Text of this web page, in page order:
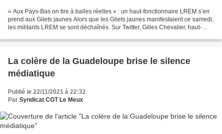
« Aux Pays-Bas on tire à balles réelles » : un haut-fonctionnaire LREM s’en
prend aux Gilets jaunes Alors que les Gilets jaunes manifestaient ce samedi,
les militants LREM se sont déchaînés. Sur Twitter, Gilles Chevalier, haut-
La colère de la Guadeloupe brise le silence
médiatique
Publié le 22/11/2021 à 22:32
Par Syndicat CGT Le Meux